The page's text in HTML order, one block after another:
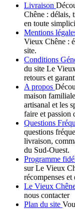
Livraison
Chêne : délais,
en toute
Mentions
Vieux Chêne :
site.
Conditions
du site Le
retours et
A propos
maison
artisanal et les
faire et passion
Questions
questions
livraison,
du Sud-Ouest.
Programme
sur Le Vieux
récompenses et
Le Vieux
nous contacter
Plan du site